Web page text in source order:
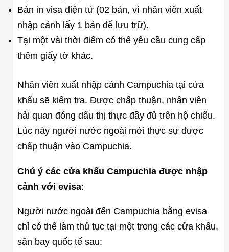
Bản in visa điện tử (02 bản, vì nhân viên xuất
nhập cảnh lấy 1 bản để lưu trữ).
Tại một vài thời điểm có thể yêu cầu cung cấp
thêm giấy tờ khác.
Nhân viên xuất nhập cảnh Campuchia tại cửa
khẩu sẽ kiểm tra. Được chấp thuận, nhân viên
hải quan đóng dấu thị thực đầy đủ trên hộ chiếu.
Lúc này người nước ngoài mới thực sự được
chấp thuận vào Campuchia.
Chú ý các cửa khẩu Campuchia được nhập
cảnh với evisa:
Người nước ngoài đến Campuchia bằng evisa
chỉ có thể làm thủ tục tại một trong các cửa khẩu,
sân bay quốc tế sau: